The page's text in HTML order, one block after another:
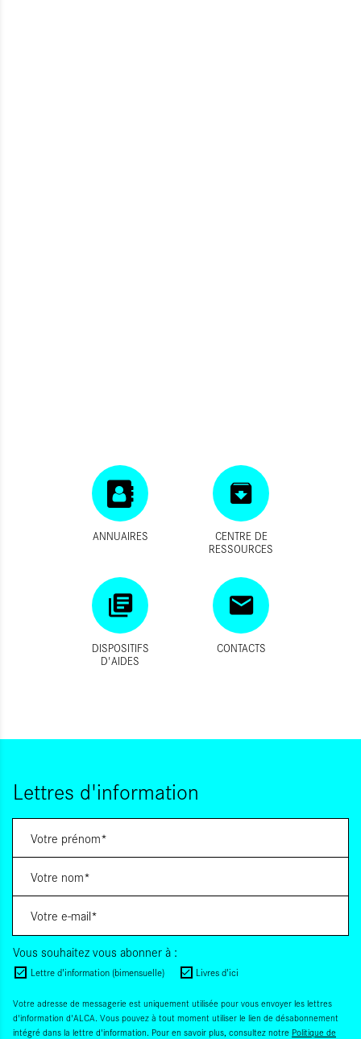
ANNUAIRES
CENTRE DE
RESSOURCES
DISPOSITIFS
D'AIDES
CONTACTS
Lettres d'information
Vous souhaitez vous abonner à :
Lettre d'information (bimensuelle) Livres d'ici
Votre adresse de messagerie est uniquement utilisée pour vous envoyer les lettres
d'information d'ALCA. Vous pouvez à tout moment utiliser le lien de désabonnement
intégré dans la lettre d'information. Pour en savoir plus, consultez notre Politique de